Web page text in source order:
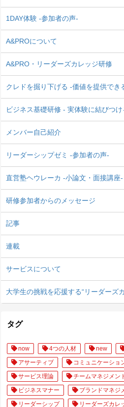
1DAY体験 -参加者の声-
A&PROについて
A&PRO・リーダーズカレッジ研修
クレドを掘り下げる -価値を提供でき
ビジネス基礎研修 - 実体験に結びつけ
メンバー自己紹介
リーダーシップゼミ -参加者の声-
直営塾ヘウレーカ -小論文・面接講座-
研修参加者からのメッセージ
記事
連載
サービスについて
大学生の挑戦を応援する“リーダーズ
タグ
now 4つの人材 new
アサーティブ
コミュニケーショ
サービス理論
チームマネジメン
ビジネスマナー
ブランドマネジ
リーダーシップ
リーダーズカレ